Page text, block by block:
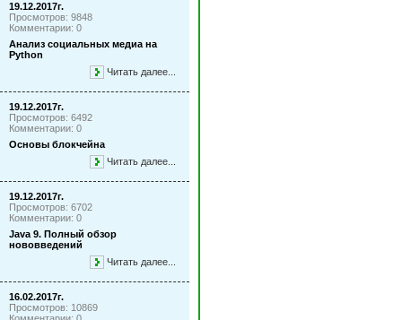
19.12.2017г.
Просмотров: 9848
Комментарии: 0
Анализ социальных медиа на
Python
Читать далее...
19.12.2017г.
Просмотров: 6492
Комментарии: 0
Основы блокчейна
Читать далее...
19.12.2017г.
Просмотров: 6702
Комментарии: 0
Java 9. Полный обзор
нововведений
Читать далее...
16.02.2017г.
Просмотров: 10869